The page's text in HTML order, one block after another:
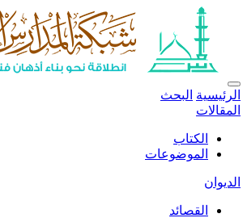
الرئيسية البحث
المقالات
الكتاب
الموضوعات
الديوان
القصائد